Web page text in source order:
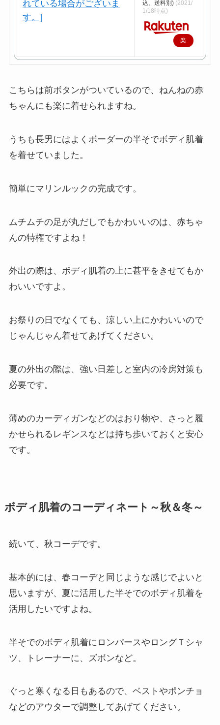
込、送料別) (2021/
1/18時点)
楽
入
こちらは前ボタンがついているので、ねんねの赤
ちゃんにも楽に着せられますね。
うちも長男にはよくボーダーの半そでボディ肌着
を着せていました。
簡単にマリンルックの完成です。
ムチムチの足が丸だしでもかわいいのは、赤ちゃ
んの特権ですよね！
外出の際は、ボディ肌着の上に甚平をきせてもか
わいいですよ。
お祭りの日でなくても、涼しい上にかわいいので
じゃんじゃん着せてあげてください。
夏の外出の際は、強い日差しと室内の冷房対策も
必要です。
薄めのカーディガンなどのはおり物や、さっと履
かせられるレギンスなどは持ち歩いておくと安心
です。
ボディ肌着のコーディネート～秋＆冬～
続いて、秋コーデです。
基本的には、春コーデと同じような感じでよいと
思いますが、夏に活用した半そでのボディ肌着を
活用したいですよね。
半そでのボディ肌着にロンパースやロングＴシャ
ツ、トレーナーに、ズボンなど。
ぐっと寒くなる日もあるので、ベストやポンチョ
などのアウターで調整してあげてください。